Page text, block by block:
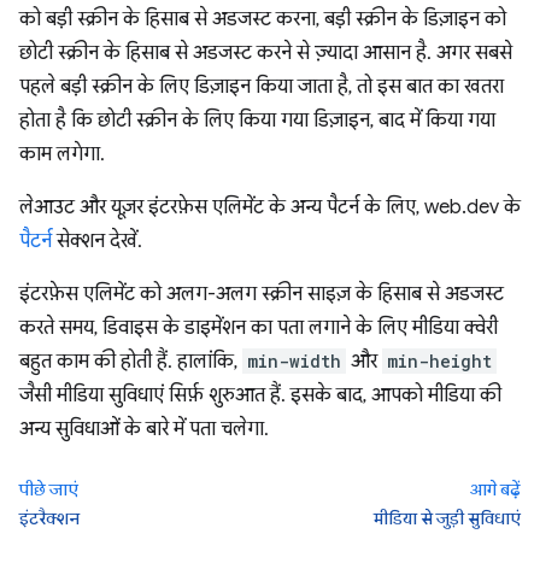
को बड़ी स्क्रीन के हिसाब से अडजस्ट करना, बड़ी स्क्रीन के डिज़ाइन को
छोटी स्क्रीन के हिसाब से अडजस्ट करने से ज़्यादा आसान है. अगर सबसे
पहले बड़ी स्क्रीन के लिए डिज़ाइन किया जाता है, तो इस बात का खतरा
होता है कि छोटी स्क्रीन के लिए किया गया डिज़ाइन, बाद में किया गया
काम लगेगा.
लेआउट और यूज़र इंटरफ़ेस एलिमेंट के अन्य पैटर्न के लिए, web.dev के
पैटर्नसेक्शन देखें.
इंटरफ़ेस एलिमेंट को अलग-अलग स्क्रीन साइज़ के हिसाब से अडजस्ट
करते समय, डिवाइस के डाइमेंशन का पता लगाने के लिए मीडिया क्वेरी
बहुत काम की होती हैं. हालांकि, min-width और min-height
जैसी मीडिया सुविधाएं सिर्फ़ शुरुआत हैं. इसके बाद, आपको मीडिया की
अन्य सुविधाओं के बारे में पता चलेगा.
पीछे जाएं
इंटरैक्शन
आगे बढ़ें
मीडिया से जुड़ी सुविधाएं